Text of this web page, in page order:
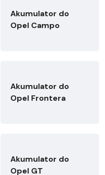
Akumulator do
Opel Campo
Akumulator do
Opel Frontera
Akumulator do
Opel GT